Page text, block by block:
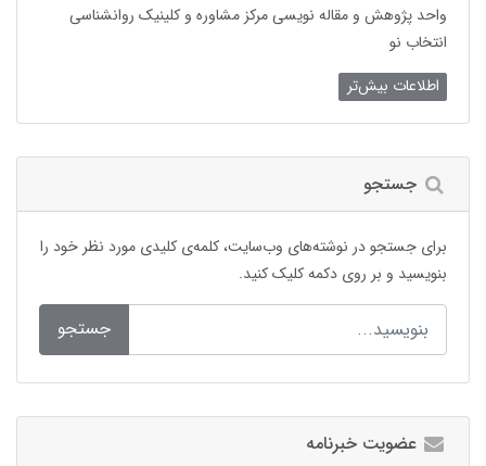
واحد پژوهش و مقاله نویسی مرکز مشاوره و کلینیک روانشناسی
انتخاب نو
اطلاعات بیش‌تر
جستجو
برای جستجو در نوشته‌های وب‌سایت، کلمه‌ی کلیدی مورد نظر خود را
بنویسید و بر روی دکمه کلیک کنید.
جستجو
عضویت خبرنامه